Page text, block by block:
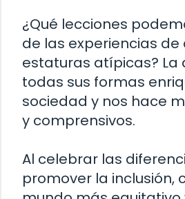
¿Qué lecciones
de las experiencias de
estaturas atípicas? La
todas sus formas
sociedad y nos hace
y comprensivos.
Al celebrar las
promover la inclusión,